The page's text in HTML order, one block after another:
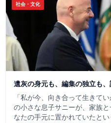
社会・文化
遺灰の身元も、編集の独立も
「私が今、向き合って生きて
の小さな息子サニーが、家族
なたの手元に置かれていたと